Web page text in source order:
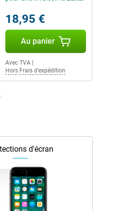
18,95 €
Au panier
Avec TVA|
Hors Frais d'expédition
d'écran